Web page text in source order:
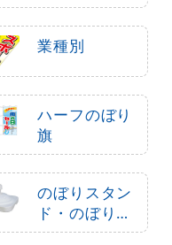
業種別
ハーフのぼり
旗
のぼりスタン
ド・のぼり立
て台